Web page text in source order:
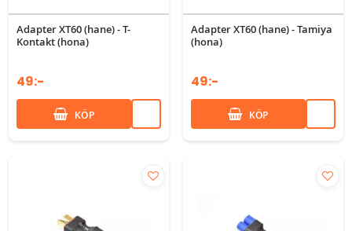
Adapter XT60 (hane) - T-
Kontakt (hona)
49:-
KÖP
Adapter XT60 (hane) - Tamiya
(hona)
49:-
KÖP